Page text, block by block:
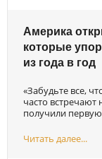
Америка
которые
из года в год
«Забудьте все,
часто встречают
получили
Читать далее...